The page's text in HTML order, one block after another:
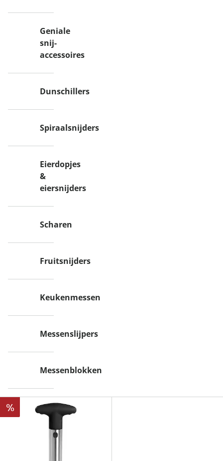
Geniale
snij-
accessoires
Dunschillers
Spiraalsnijders
Eierdopjes
&
eiersnijders
Scharen
Fruitsnijders
Keukenmessen
Messenslijpers
Messenblokken
%